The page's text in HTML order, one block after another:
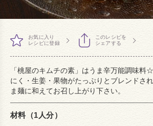
お気に入り
レシピに登録
このレシピを
シェアする
「桃屋のキムチの素」はうま辛万能調味料
にく・生姜・果物がたっぷりとブレンドさ
ま麺に和えてお召し上がり下さい。
材料（1人分）